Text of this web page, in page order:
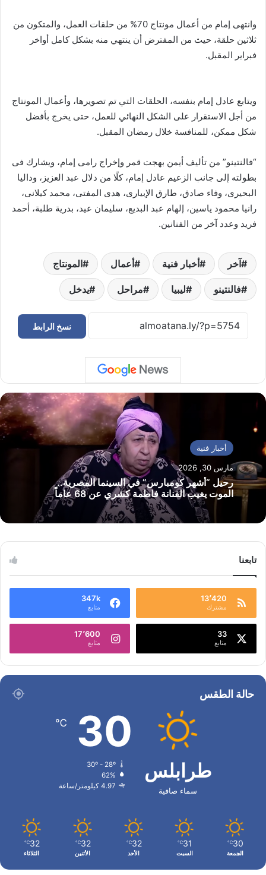
وانتهى إمام من أعمال مونتاج 70% من حلقات العمل، والمتكون من
ثلاثين حلقة، حيث من المفترض أن ينتهي منه بشكل كامل أواخر
فبراير المقبل.
ويتابع عادل إمام بنفسه، الحلقات التي تم تصويرها، وأعمال المونتاج
من أجل الاستقرار على الشكل النهائي للعمل، حتى يخرج بأفضل
شكل ممكن، للمنافسة خلال رمضان المقبل.
“فالنتينو” من تأليف أيمن بهجت قمر وإخراج رامى إمام، ويشارك فى
بطولته إلى جانب الزعيم عادل إمام، كلًا من دلال عبد العزيز، وداليا
البحيرى، وفاء صادق، طارق الإبيارى، هدى المفتى، محمد كيلانى،
رانيا محمود ياسين، إلهام عبد البديع، سليمان عيد، بدرية طلبة، أحمد
فريد وعدد آخر من الفنانين.
آخر أخبار فنية أعمال المونتاج
فالنتينو ليبيا مراحل يدخل
نسخ الرابط
أخبار فنية
مارس 30, 2026
رحيل “أشهر كومبارس” في السينما المصرية..
الموت يغيب الفنانة فاطمة كشري عن 68 عاماً
تابعنا
13٬420
مشترك
347k
متابع
33
متابع
17٬600
متابع
حالة الطقس
طرابلس
سماء صافية
30
℃
30º - 28º
62%
4.97 كيلومتر/ساعة
30
℃
الجمعة
31
℃
السبت
32
℃
الأحد
32
℃
الأثنين
32
℃
الثلاثاء